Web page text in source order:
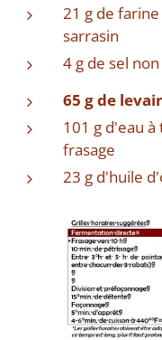
21 g de
sarrasin
4 g de sel
65 g de
101 g d'eau
frasage
23 g d'huile